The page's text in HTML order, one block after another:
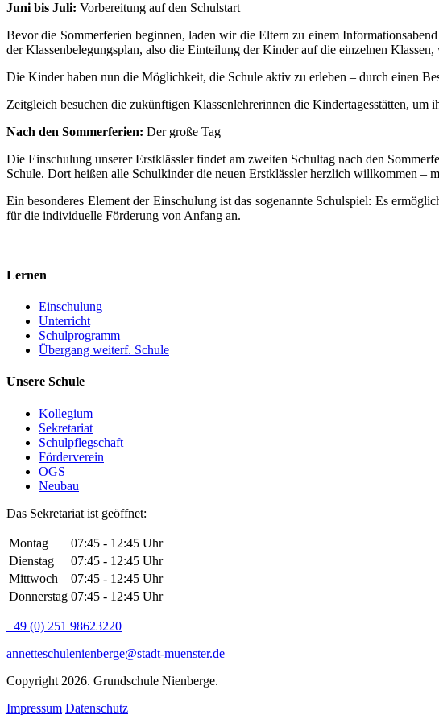
Juni bis Juli: Vorbereitung auf den Schulstart
Bevor die Sommerferien beginnen, laden wir die Eltern zu einem
der Klassenbelegungsplan, also die Einteilung der Kinder auf die einzelnen
Die Kinder haben nun die Möglichkeit, die Schule aktiv zu erleben – durch einen
Zeitgleich besuchen die zukünftigen Klassenlehrerinnen die Kindertagesstätten,
Nach den Sommerferien: Der große Tag
Die Einschulung unserer Erstklässler findet am zweiten Schultag nach den
Schule. Dort heißen alle Schulkinder die neuen Erstklässler herzlich willkommen –
Ein besonderes Element der Einschulung ist das sogenannte Schulspiel: Es
für die individuelle Förderung von Anfang an.
Lernen
Einschulung
Unterricht
Schulprogramm
Übergang weiterf. Schule
Unsere Schule
Kollegium
Sekretariat
Schulpflegschaft
Förderverein
OGS
Neubau
Das Sekretariat ist geöffnet:
Montag
07:45 - 12:45 Uhr
Dienstag
07:45 - 12:45 Uhr
Mittwoch
07:45 - 12:45 Uhr
Donnerstag 07:45 - 12:45 Uhr
+49 (0) 251 98623220
annetteschulenienberge@stadt-muenster.de
Copyright 2026. Grundschule Nienberge.
Impressum Datenschutz